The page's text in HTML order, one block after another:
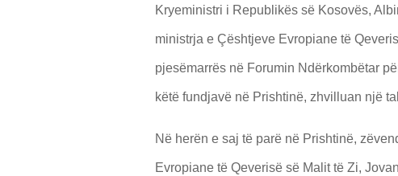
Kryeministri i Republikës së Kosovës,
ministrja e Çështjeve Evropiane të
pjesëmarrës në Forumin Ndërkombëtar
këtë fundjavë në Prishtinë, zhvilluan një
Në herën e saj të parë në Prishtinë,
Evropiane të Qeverisë së Malit të Zi,